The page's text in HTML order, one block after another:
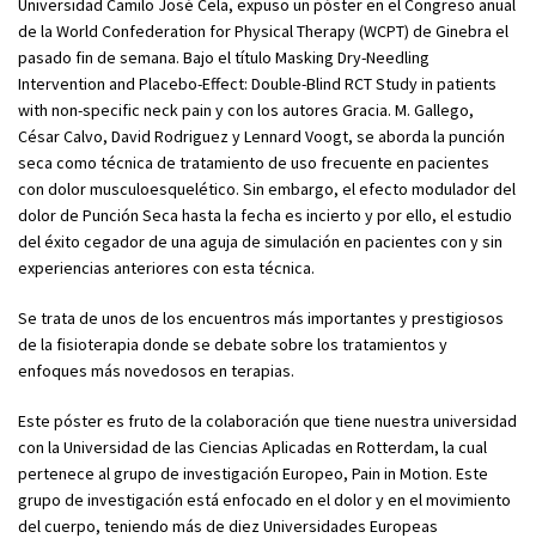
de la World Confederation for Physical Therapy (WCPT) de Ginebra el
pasado fin de semana. Bajo el título Masking Dry-Needling
Intervention and Placebo-Effect: Double-Blind RCT Study in patients
with non-specific neck pain y con los autores Gracia. M. Gallego,
César Calvo, David Rodriguez y Lennard Voogt, se aborda la punción
seca como técnica de tratamiento de uso frecuente en pacientes
con dolor musculoesquelético. Sin embargo, el efecto modulador del
dolor de Punción Seca hasta la fecha es incierto y por ello, el estudio
del éxito cegador de una aguja de simulación en pacientes con y sin
experiencias anteriores con esta técnica.
Se trata de unos de los encuentros más importantes y prestigiosos
de la fisioterapia donde se debate sobre los tratamientos y
enfoques más novedosos en terapias.
Este póster es fruto de la colaboración que tiene nuestra universidad
con la Universidad de las Ciencias Aplicadas en Rotterdam, la cual
pertenece al grupo de investigación Europeo, Pain in Motion. Este
grupo de investigación está enfocado en el dolor y en el movimiento
del cuerpo, teniendo más de diez Universidades Europeas